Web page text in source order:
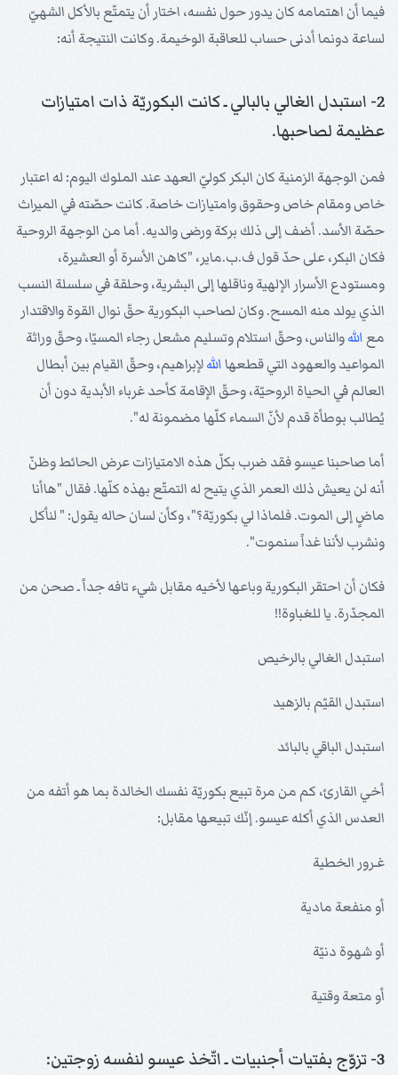
فيما أن اهتمامه كان يدور حول نفسه، اختار أن يتمتّع بالأكل الشهيّ
لساعة دونما أدنى حساب للعاقبة الوخيمة. وكانت النتيجة أنه:
2- استبدل الغالي بالبالي ـ كانت البكوريّة ذات امتيازات
عظيمة لصاحبها.
فمن الوجهة الزمنية كان البكر كوليّ العهد عند الملوك اليوم: له اعتبار
خاص ومقام خاص وحقوق وامتيازات خاصة. كانت حصّته في الميراث
حصّة الأسد. أضف إلى ذلك بركة ورضى والديه. أما من الوجهة الروحية
فكان البكر، على حدّ قول ف.ب.ماير، "كاهن الأسرة أو العشيرة،
ومستودع الأسرار الإلهية وناقلها إلى البشرية، وحلقة في سلسلة النسب
الذي يولد منه المسح. وكان لصاحب البكورية حقّ نوال القوة والاقتدار
مع اللهوالناس، وحقّ استلام وتسليم مشعل رجاء المسيّا، وحقّ وراثة
المواعيد والعهود التي قطعهااللهلإبراهيم، وحقّ القيام بين أبطال
العالم في الحياة الروحيّة، وحقّ الإقامة كأحد غرباء الأبدية دون أن
يُطالب بوطأة قدم لأنّ السماء كلّها مضمونة له".
أما صاحبنا عيسو فقد ضرب بكلّ هذه الامتيازات عرض الحائط وظنّ
أنه لن يعيش ذلك العمر الذي يتيح له التمتّع بهذه كلّها. فقال "هاأنا
ماضٍ إلى الموت. فلماذا لي بكوريّة؟"، وكأن لسان حاله يقول: " لنأكل
ونشرب لأننا غداً سنموت".
فكان أن احتقر البكورية وباعها لأخيه مقابل شيء تافه جداً ـ صحن من
المجدّرة. يا للغباوة!!
استبدل الغالي بالرخيص
استبدل القيّم بالزهيد
استبدل الباقي بالبائد
أخي القارئ، كم من مرة تبيع بكوريّة نفسك الخالدة بما هو أتفه من
العدس الذي أكله عيسو. إنّك تبيعها مقابل:
غـرور الخطية
أو منفعة مادية
أو شهوة دنيّة
أو متعة وقتية
3- تزوّج بفتيات أجنبيات ـ اتّخذ عيسو لنفسه زوجتين: